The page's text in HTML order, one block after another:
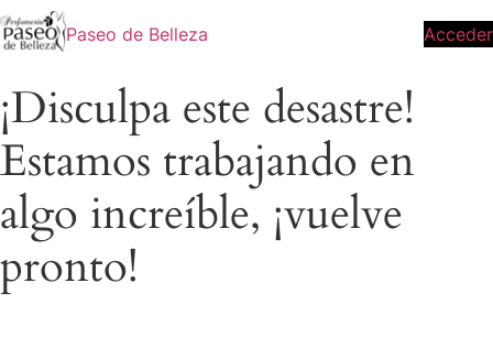
Paseo de Belleza Acceder
¡Disculpa este desastre!
Estamos trabajando en
algo increíble, ¡vuelve
pronto!